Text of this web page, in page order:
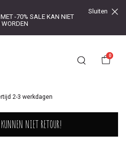
-70% SALE KAN NIET
WORDEN
Sluiten
0
2-3 werkdagen
NIET RETOUR!